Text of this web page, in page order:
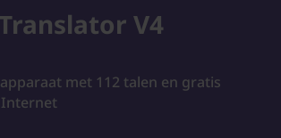
V4
met 112 talen en gratis
Internet